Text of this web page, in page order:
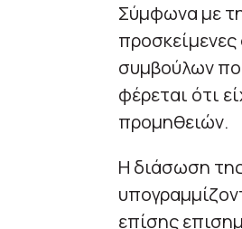
Σύμφωνα με
προσκείμενες
συμβούλων
φέρεται ότι
προμηθειών.
Η διάσωση της
επίσης